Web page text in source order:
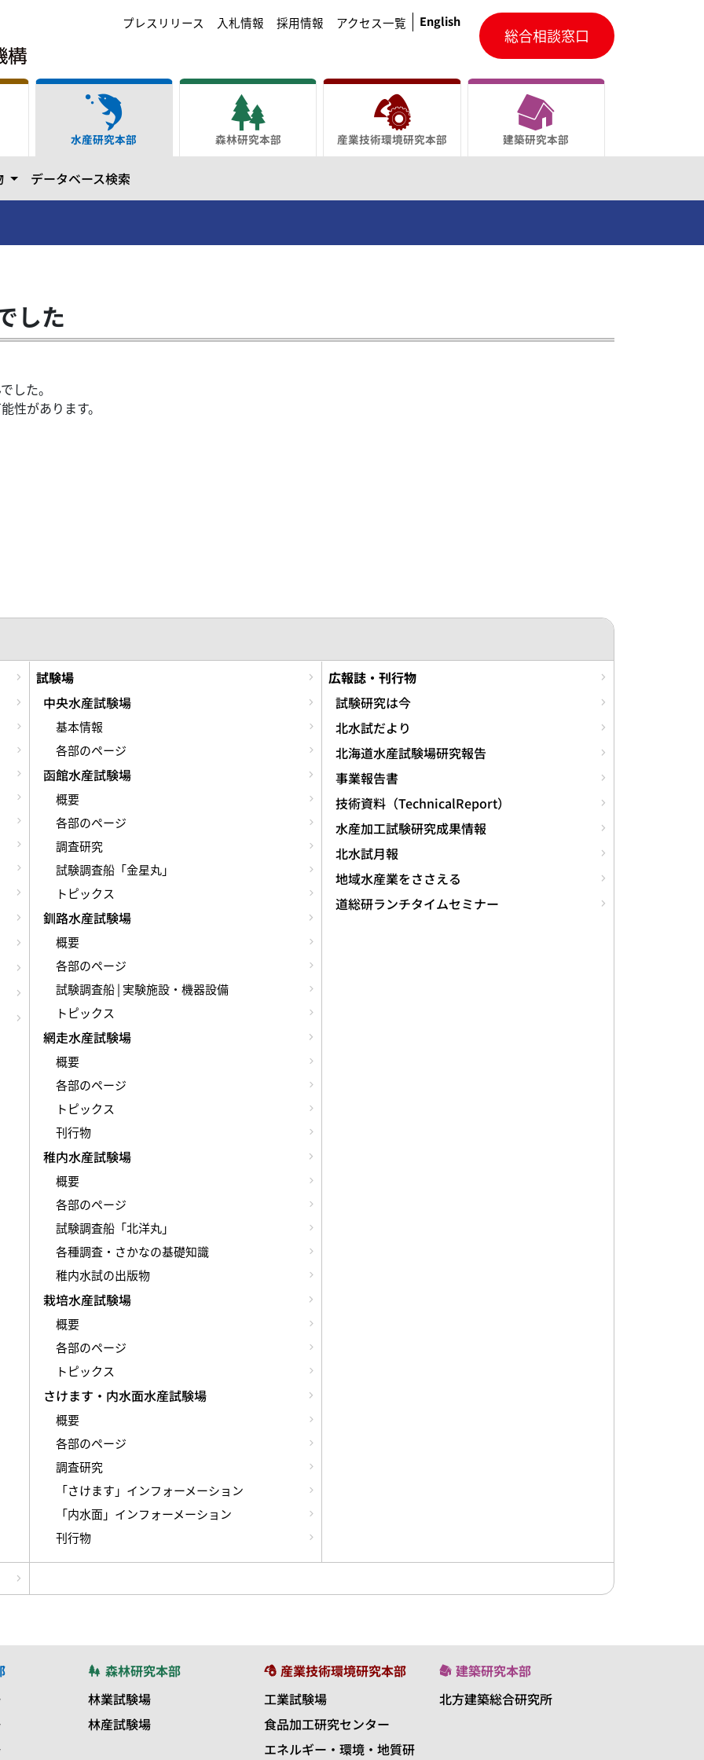
プレスリリース 入札情報 採用情報 アクセス一覧 English
総合相談窓口
水産研究本部
すカテゴリーを開きます
データベース検索
森林研究本部 産業技術環境研究本部 建築研究本部
した
した。
性があります。
試験場
中央水産試験場
基本情報
各部のページ
函館水産試験場
概要
各部のページ
調査研究
試験調査船「金星丸」
トピックス
釧路水産試験場
概要
各部のページ
試験調査船 | 実験施設・機器設備
トピックス
網走水産試験場
概要
各部のページ
トピックス
刊行物
稚内水産試験場
概要
各部のページ
試験調査船「北洋丸」
各種調査・さかなの基礎知識
稚内水試の出版物
栽培水産試験場
概要
各部のページ
トピックス
さけます・内水面水産試験場
概要
各部のページ
調査研究
「さけます」インフォーメーション
「内水面」インフォーメーション
刊行物
広報誌・刊行物
試験研究は今
北水試だより
北海道水産試験場研究報告
事業報告書
技術資料（TechnicalReport）
水産加工試験研究成果情報
北水試月報
地域水産業をささえる
道総研ランチタイムセミナー
森林研究本部
林業試験場
林産試験場
産業技術環境研究本部
工業試験場
食品加工研究センター
エネルギー・環境・地質研
建築研究本部
北方建築総合研究所